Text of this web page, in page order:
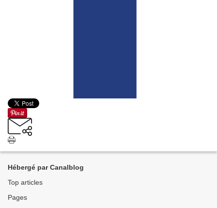
Hébergé par Canalblog
Top articles
Pages